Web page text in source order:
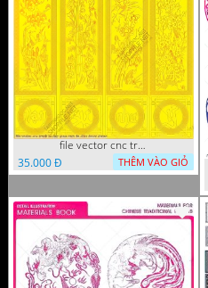
file vector cnc tranh tu quy mau cam de chiu decor
35.000 Đ
THÊM VÀO GIỎ